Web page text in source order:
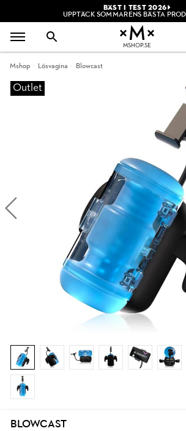
BÄST I TEST 2026
UPPTÄCK SOMMARENS BÄSTA
MSHOP.SE
Mshop Lösvagina Blowcast
Outlet
BLOWCAST